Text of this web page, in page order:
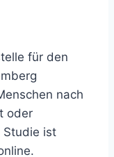
für den
nach
oder
Studie ist